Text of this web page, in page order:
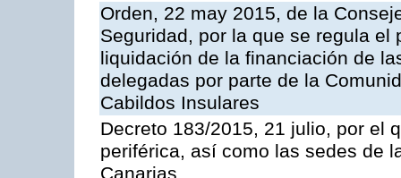
Orden, 22 may 2015, de la
Seguridad, por la que se regula
liquidación de la financiación de
delegadas por parte de la
Cabildos Insulares
Decreto 183/2015, 21 julio, por el
periférica, así como las sedes de